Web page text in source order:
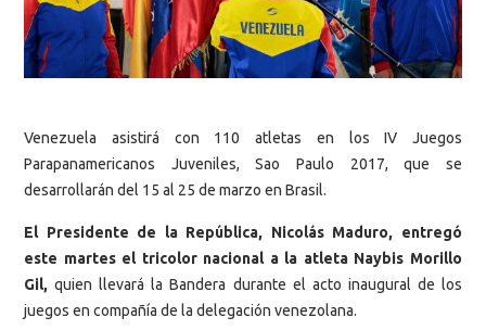
Venezuela asistirá con 110 atletas en los IV Juegos
Parapanamericanos Juveniles, Sao Paulo 2017, que se
desarrollarán del 15 al 25 de marzo en Brasil.
El Presidente de la República, Nicolás Maduro, entregó
este martes el tricolor nacional a la atleta Naybis Morillo
Gil, quien llevará la Bandera durante el acto inaugural de los
juegos en compañía de la delegación venezolana.